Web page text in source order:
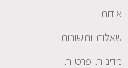
אודות
שאלות ותשובות
מדיניות פרטיות